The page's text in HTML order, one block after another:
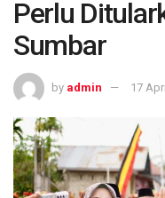
Perlu
Sumbar
by admin 17